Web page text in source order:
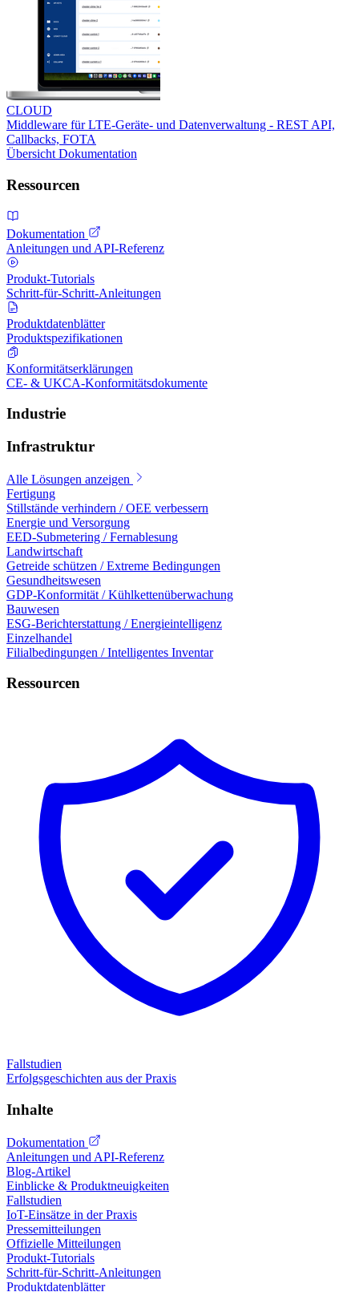
CLOUD
Middleware für LTE-Geräte- und Datenverwaltung - REST API,
Callbacks, FOTA
Übersicht Dokumentation
Ressourcen
Dokumentation
Anleitungen und API-Referenz
Produkt-Tutorials
Schritt-für-Schritt-Anleitungen
Produktdatenblätter
Produktspezifikationen
Konformitätserklärungen
CE- & UKCA-Konformitätsdokumente
Industrie
Infrastruktur
Alle Lösungen anzeigen
Fertigung
Stillstände verhindern / OEE verbessern
Energie und Versorgung
EED-Submetering / Fernablesung
Landwirtschaft
Getreide schützen / Extreme Bedingungen
Gesundheitswesen
GDP-Konformität / Kühlkettenüberwachung
Bauwesen
ESG-Berichterstattung / Energieintelligenz
Einzelhandel
Filialbedingungen / Intelligentes Inventar
Ressourcen
Fallstudien
Erfolgsgeschichten aus der Praxis
Inhalte
Dokumentation
Anleitungen und API-Referenz
Blog-Artikel
Einblicke & Produktneuigkeiten
Fallstudien
IoT-Einsätze in der Praxis
Pressemitteilungen
Offizielle Mitteilungen
Produkt-Tutorials
Schritt-für-Schritt-Anleitungen
Produktdatenblätter